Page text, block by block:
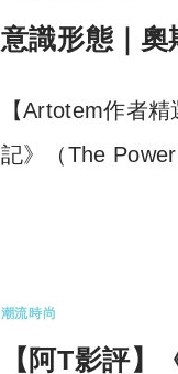
意識形態｜奧
【Artotem作者
記》（The
潮流時尚
【阿T影評